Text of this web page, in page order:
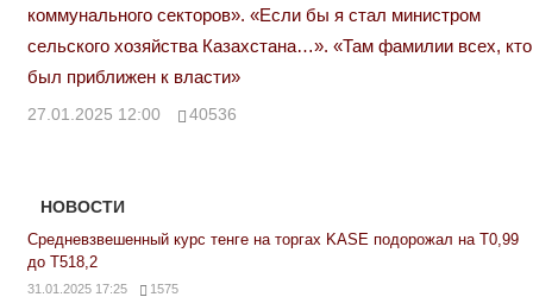
коммунального секторов». «Если бы я стал министром
сельского хозяйства Казахстана…». «Там фамилии всех, кто
был приближен к власти»
27.01.2025 12:00 40536
НОВОСТИ
Средневзвешенный курс тенге на торгах KASE подорожал на Т0,99
до Т518,2
31.01.2025 17:25 1575